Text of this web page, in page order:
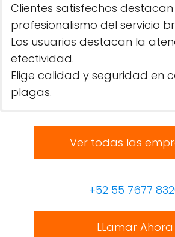
Clientes satisfechos
profesionalismo del servicio
Los usuarios destacan la
efectividad.
Elige calidad y seguridad en
plagas.
Ver todas las
+52 55 7677
LLamar Ahora